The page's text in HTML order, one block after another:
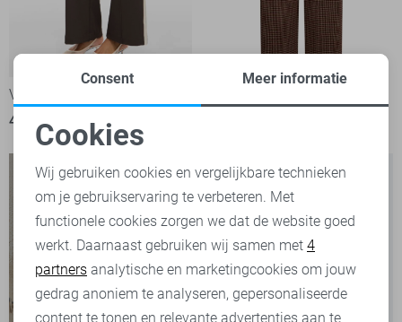
Vila Broek
44,99
Noodzakelijke cookies
Personalisatie cookies
Analytische cookies
Marketing cookies
Consent Meer informatie
Cookies
Wij gebruiken cookies en vergelijkbare technieken
om je gebruikservaring te verbeteren. Met
functionele cookies zorgen we dat de website goed
werkt. Daarnaast gebruiken wij samen met 4
partners analytische en marketingcookies om jouw
gedrag anoniem te analyseren, gepersonaliseerde
content te tonen en relevante advertenties aan te